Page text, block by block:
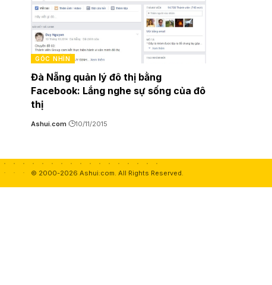
GÓC NHÌN
Đà Nẵng quản lý đô thị bằng
Facebook: Lắng nghe sự sống của đô
thị
Ashui.com 10/11/2015
© 2000-2026 Ashui.com. All Rights Reserved.